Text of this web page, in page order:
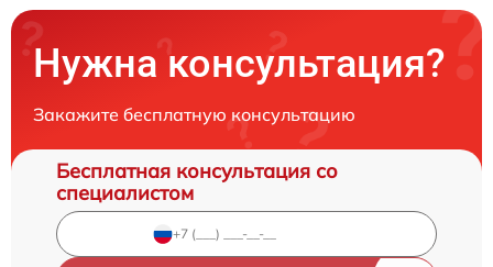
Нужна консультация?
Закажите бесплатную консультацию
Бесплатная консультация со
специалистом